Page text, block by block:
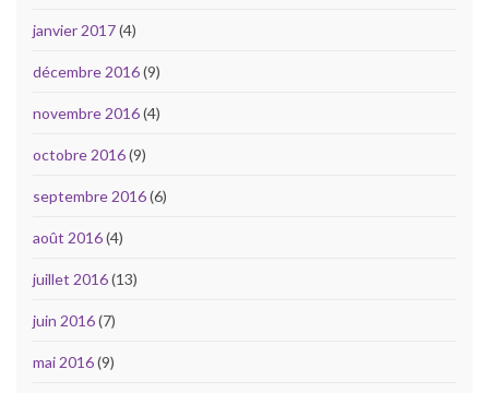
janvier 2017(4)
décembre 2016(9)
novembre 2016(4)
octobre 2016(9)
septembre 2016(6)
août 2016(4)
juillet 2016(13)
juin 2016(7)
mai 2016(9)